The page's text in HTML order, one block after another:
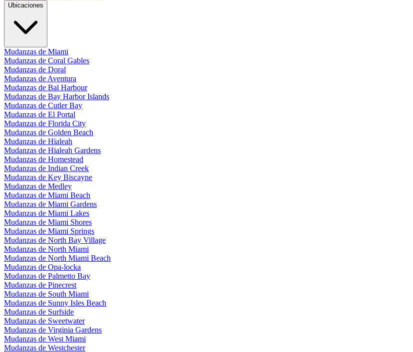
Ubicaciones
Mudanzas de Miami
Mudanzas de Coral Gables
Mudanzas de Doral
Mudanzas de Aventura
Mudanzas de Bal Harbour
Mudanzas de Bay Harbor Islands
Mudanzas de Cutler Bay
Mudanzas de El Portal
Mudanzas de Florida City
Mudanzas de Golden Beach
Mudanzas de Hialeah
Mudanzas de Hialeah Gardens
Mudanzas de Homestead
Mudanzas de Indian Creek
Mudanzas de Key Biscayne
Mudanzas de Medley
Mudanzas de Miami Beach
Mudanzas de Miami Gardens
Mudanzas de Miami Lakes
Mudanzas de Miami Shores
Mudanzas de Miami Springs
Mudanzas de North Bay Village
Mudanzas de North Miami
Mudanzas de North Miami Beach
Mudanzas de Opa-locka
Mudanzas de Palmetto Bay
Mudanzas de Pinecrest
Mudanzas de South Miami
Mudanzas de Sunny Isles Beach
Mudanzas de Surfside
Mudanzas de Sweetwater
Mudanzas de Virginia Gardens
Mudanzas de West Miami
Mudanzas de Westchester